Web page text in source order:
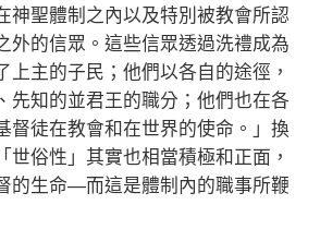
神聖體制之內以及特別被教會所認
外的信眾。這些信眾透過洗禮成為
上主的子民；他們以各自的途徑，
先知的並君王的職分；他們也在各
督徒在教會和在世界的使命。」換
世俗性」其實也相當積極和正面，
的生命—而這是體制內的職事所鞭